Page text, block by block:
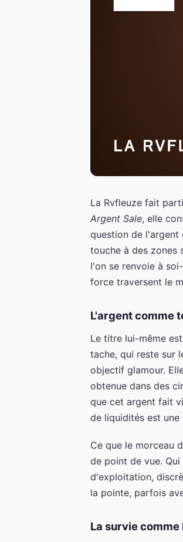
La Rvfleuze fait
Argent Sale, elle
question de l'argent
touche à des zones
l'on se renvoie à
force traversent le
L'argent comme
Le titre lui-même
tache, qui reste sur
objectif glamour.
obtenue dans des
que cet argent fait
de liquidités est
Ce que le morceau
de point de vue.
d'exploitation,
la pointe, parfois
La survie